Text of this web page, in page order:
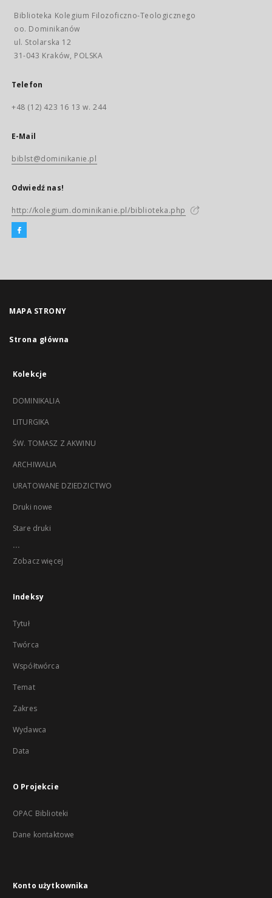
Biblioteka Kolegium Filozoficzno-Teologicznego
oo. Dominikanów
ul. Stolarska 12
31-043 Kraków, POLSKA
Telefon
+48 (12) 423 16 13 w. 244
E-Mail
biblst@dominikanie.pl
Odwiedź nas!
http://kolegium.dominikanie.pl/biblioteka.php
MAPA STRONY
Strona główna
Kolekcje
DOMINIKALIA
LITURGIKA
ŚW. TOMASZ Z AKWINU
ARCHIWALIA
URATOWANE DZIEDZICTWO
Druki nowe
Stare druki
...
Zobacz więcej
Indeksy
Tytuł
Twórca
Współtwórca
Temat
Zakres
Wydawca
Data
O Projekcie
OPAC Biblioteki
Dane kontaktowe
Konto użytkownika